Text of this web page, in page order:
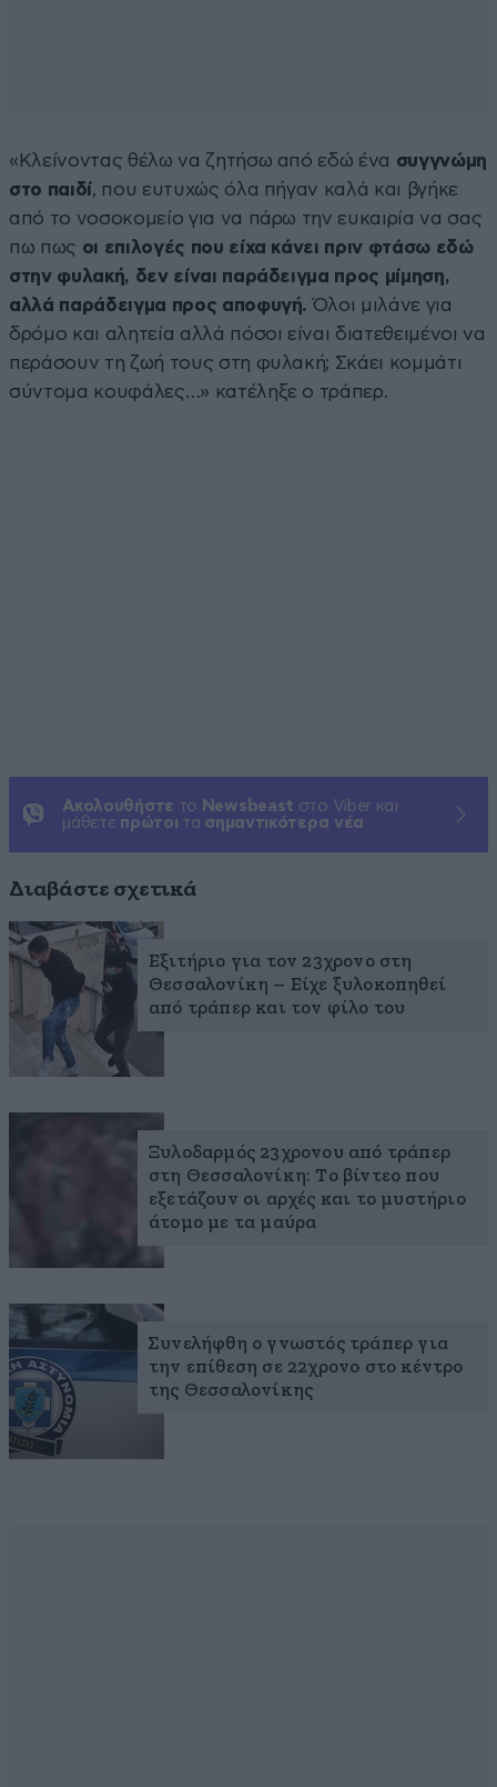
«Κλείνοντας θέλω να ζητήσω από εδώ ένα συγγνώμη
στο παιδί, που ευτυχώς όλα πήγαν καλά και βγήκε
από το νοσοκομείο για να πάρω την ευκαιρία να σας
πω πως οι επιλογές που είχα κάνει πριν φτάσω εδώ
στην φυλακή, δεν είναι παράδειγμα προς μίμηση,
αλλά παράδειγμα προς αποφυγή. Όλοι μιλάνε για
δρόμο και αλητεία αλλά πόσοι είναι διατεθειμένοι να
περάσουν τη ζωή τους στη φυλακή; Σκάει κομμάτι
σύντομα κουφάλες…» κατέληξε ο τράπερ.
Ακολουθήστε το Newsbeast στο Viber και
μάθετε πρώτοι τα σημαντικότερα νέα
Διαβάστε σχετικά
Εξιτήριο για τον 23χρονο στη
Θεσσαλονίκη – Είχε ξυλοκοπηθεί
από τράπερ και τον φίλο του
Ξυλοδαρμός 23χρονου από τράπερ
στη Θεσσαλονίκη: Το βίντεο που
εξετάζουν οι αρχές και το μυστήριο
άτομο με τα μαύρα
Συνελήφθη ο γνωστός τράπερ για
την επίθεση σε 22χρονο στο κέντρο
της Θεσσαλονίκης